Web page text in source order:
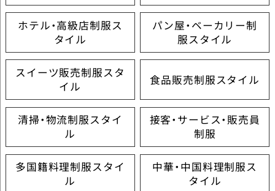
ホテル・高級店制服ス
タイル
パン屋・ベーカリー制
服スタイル
スイーツ販売制服スタ
イル
食品販売制服スタイル
清掃・物流制服スタイ
ル
接客・サービス・販売員
制服
多国籍料理制服スタイ
ル
中華・中国料理制服ス
タイル